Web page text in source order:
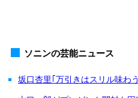
ソニンの芸能ニュース
坂口杏里｢万引きはスリル味わ